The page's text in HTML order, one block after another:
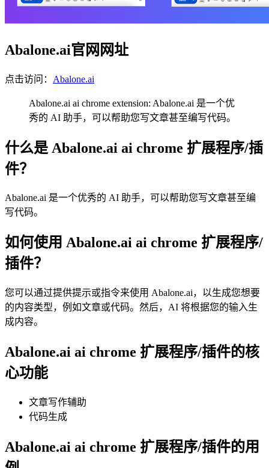
Abalone.ai官网网址
点击访问： Abalone.ai
Abalone.ai ai chrome extension: Abalone.ai 是一个优
秀的 AI 助手，可以帮助您写文章甚至编写代码。
什么是 Abalone.ai ai chrome 扩展程序/插
件？
Abalone.ai 是一个优秀的 AI 助手，可以帮助您写文章甚至编
写代码。
如何使用 Abalone.ai ai chrome 扩展程序/
插件？
您可以通过提供提示或指令来使用 Abalone.ai，以生成您想要
的内容类型，例如文章或代码。然后，AI 将根据您的输入生
成内容。
Abalone.ai ai chrome 扩展程序/插件的核
心功能
文章写作辅助
代码生成
Abalone.ai ai chrome 扩展程序/插件的用